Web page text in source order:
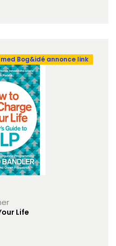
med Bog&idé annonce link
Life